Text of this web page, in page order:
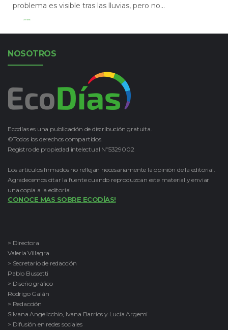
problema es visible tras las lluvias, pero no...
Leer Más
NOSOTROS
Ecodías es una publicación de distribución gratuita.
©Todos los derechos compartidos.
Registro de propiedad intelectual Nº5329002
Los artículos firmados no reflejan necesariamente la opinión de la editorial.
Agradecemos citar la fuente cuando reproduzcan este material y enviar
una copia a la editorial.
CONOCE MAS SOBRE ECODÍAS!
> Directora
Valeria Villagra
> Secretario de redacción
Pablo Bussetti
> Diseño gráfico
Rodrigo Galán
> Redacción
Silvana Angelicchio, Ivana Barrios y Lucía Argemi
> Difusión en redes sociales